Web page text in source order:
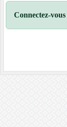
Connectez-vous